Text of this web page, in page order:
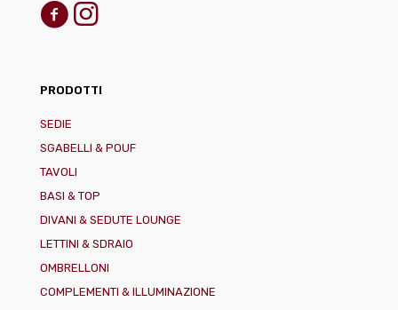
PRODOTTI
SEDIE
SGABELLI & POUF
TAVOLI
BASI & TOP
DIVANI & SEDUTE LOUNGE
LETTINI & SDRAIO
OMBRELLONI
COMPLEMENTI & ILLUMINAZIONE